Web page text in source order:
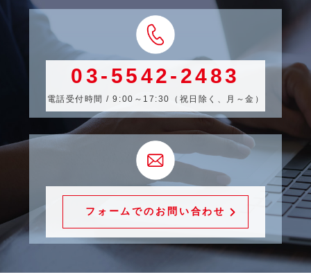
03-5542-2483
電話受付時間 / 9:00～17:30（祝日除く、月～金）
フォームでのお問い合わせ